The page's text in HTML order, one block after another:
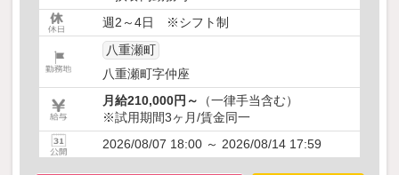
週2～4日 ※シフト制
八重瀬町
八重瀬町字仲座
月給210,000円～
（一律手当含む）
※試用期間3ヶ月/賃金同一
2026/08/07 18:00 ～ 2026/08/14 17:59